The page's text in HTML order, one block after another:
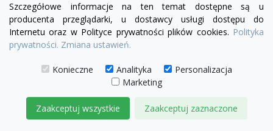
Szczegółowe informacje na ten temat dostępne są u
producenta przeglądarki, u dostawcy usługi dostępu do
Internetu oraz w Polityce prywatności plików cookies. Polityka
prywatności. Zmiana ustawień.
Konieczne Analityka
Personalizacja
Marketing
Zaakceptuj wszystkie Zaakceptuj zaznaczone